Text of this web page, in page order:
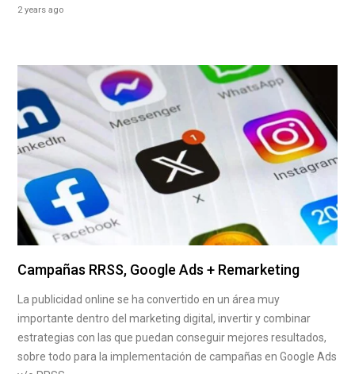
2 years ago
Campañas RRSS, Google Ads + Remarketing
La publicidad online se ha convertido en un área muy
importante dentro del marketing digital, invertir y combinar
estrategias con las que puedan conseguir mejores resultados,
sobre todo para la implementación de campañas en Google Ads